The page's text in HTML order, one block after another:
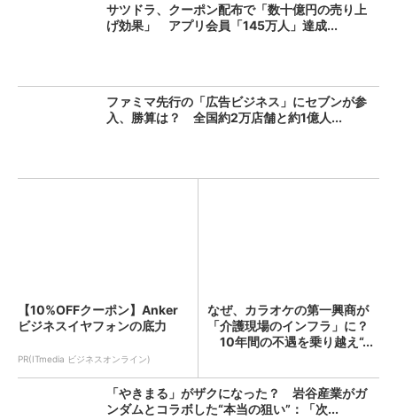
サツドラ、クーポン配布で「数十億円の売り上
げ効果」 アプリ会員「145万人」達成...
ファミマ先行の「広告ビジネス」にセブンが参
入、勝算は？ 全国約2万店舗と約1億人...
【10%OFFクーポン】Anker
ビジネスイヤフォンの底力
PR(ITmedia ビジネスオンライン)
なぜ、カラオケの第一興商が
「介護現場のインフラ」に？
10年間の不遇を乗り越え“...
「やきまる」がザクになった？ 岩谷産業がガ
ンダムとコラボした“本当の狙い”：「次...